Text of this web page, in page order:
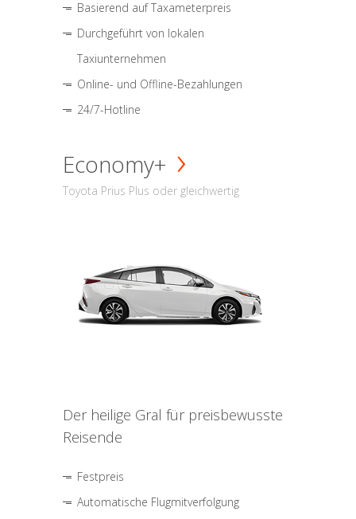
Basierend auf Taxameterpreis
Durchgeführt von lokalen
Taxiunternehmen
Online- und Offline-Bezahlungen
24/7-Hotline
Economy+
Toyota Prius Plus oder gleichwertig
Der heilige Gral für preisbewusste
Reisende
Festpreis
Automatische Flugmitverfolgung